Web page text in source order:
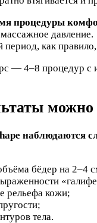
процедуры
давление.
как правило,
— 4–8 процедур с
можно
наблюдаются
бёдер на 2–4
рельефа кожи;
тела.